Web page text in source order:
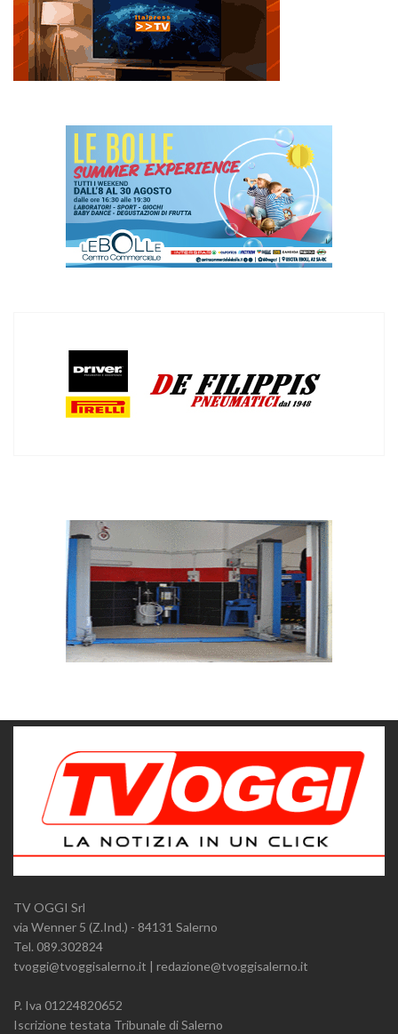
TV OGGI Srl
via Wenner 5 (Z.Ind.) - 84131 Salerno
Tel. 089.302824
tvoggi@tvoggisalerno.it | redazione@tvoggisalerno.it
P. Iva 01224820652
Iscrizione testata Tribunale di Salerno